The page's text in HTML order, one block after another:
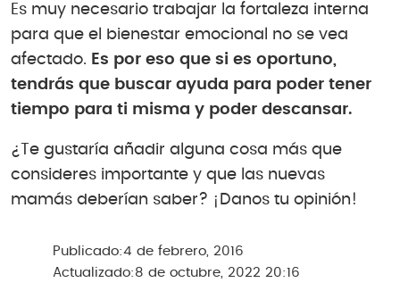
Es muy necesario trabajar la fortaleza interna
para que el bienestar emocional no se vea
afectado. Es por eso que si es oportuno,
tendrás que buscar ayuda para poder tener
tiempo para ti misma y poder descansar.
¿Te gustaría añadir alguna cosa más que
consideres importante y que las nuevas
mamás deberían saber? ¡Danos tu opinión!
Publicado:4 de febrero, 2016
Actualizado: 8 de octubre, 2022 20:16